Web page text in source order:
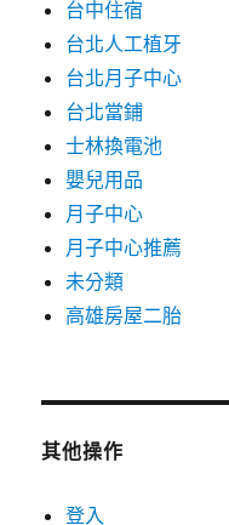
台中住宿
台北人工植牙
台北月子中心
台北當鋪
士林換電池
嬰兒用品
月子中心
月子中心推薦
未分類
高雄房屋二胎
其他操作
登入